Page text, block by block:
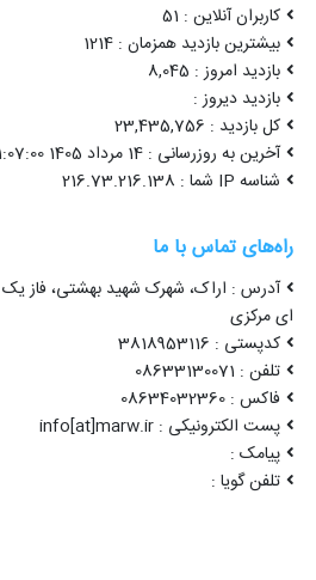
کاربران آنلاین : 51
بیشترین بازدید همزمان : 1214
بازدید امروز : 8,045
بازدید دیروز :
کل بازدید : 23,435,756
آخرین به روزرسانی : 14 مرداد 1405 11:07:00
شناسه IP شما : 216.73.216.138
راه‌های تماس با ما
آدرس : اراک، شهرک شهید بهشتی، فاز
ای مرکزی
کدپستی : 3818953116
تلفن : 08633130071
فاکس : 08634032360
پست الکترونیکی : info[at]marw.ir
پیامک :
تلفن گویا :